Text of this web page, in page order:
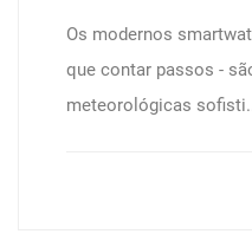
Os modernos
que contar passos -
meteorológicas